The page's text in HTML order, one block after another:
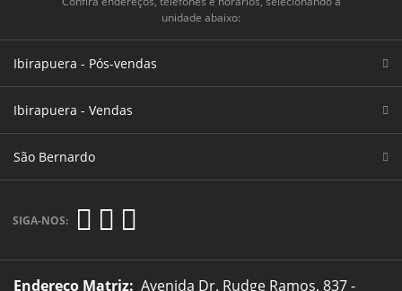
unidade abaixo:
Ibirapuera - Pós-vendas
Ibirapuera - Vendas
São Bernardo
SIGA-NOS:
Endereço Matriz: Avenida Dr. Rudge Ramos, 837 -